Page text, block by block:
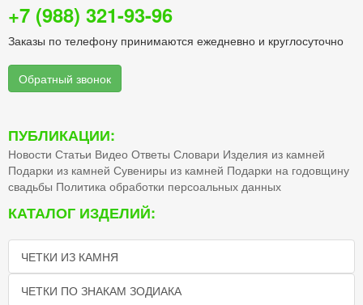
+7 (988) 321-93-96
Заказы по телефону принимаются ежедневно и круглосуточно
Обратный звонок
ПУБЛИКАЦИИ:
Новости Статьи Видео Ответы Словари Изделия из камней
Подарки из камней Сувениры из камней Подарки на годовщину
свадьбы Политика обработки персоальных данных
КАТАЛОГ ИЗДЕЛИЙ:
ЧЕТКИ ИЗ КАМНЯ
ЧЕТКИ ПО ЗНАКАМ ЗОДИАКА